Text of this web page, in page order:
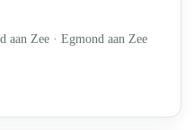
aan Zee · Egmond aan Zee